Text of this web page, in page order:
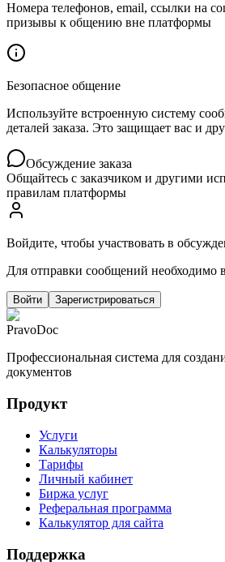
Номера телефонов, email, ссылки на
призывы к общению вне платформы
Безопасное общение
Используйте встроенную систему
деталей заказа. Это защищает вас и
Обсуждение заказа
Общайтесь с заказчиком и другими
правилам платформы
Войдите, чтобы участвовать в
Для отправки сообщений необходимо
Войти Зарегистрироваться
PravoDoc
Профессиональная система для
документов
Продукт
Услуги
Калькуляторы
Тарифы
Личный кабинет
Биржа услуг
Реферальная программа
Калькулятор для сайта
Поддержка